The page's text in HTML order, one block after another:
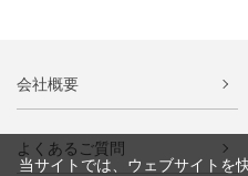
会社概要
よくあるご質問
当サイトでは、ウェブサイトを